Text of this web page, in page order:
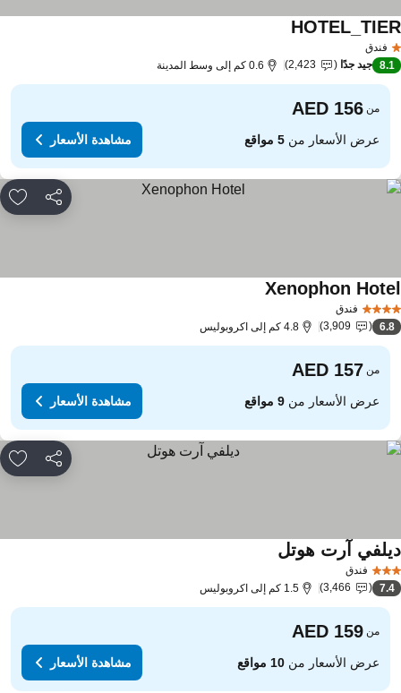
فندق
مشاهدة الأسعار
8.1 جيد جدًا 2,423 0.6 كم إلى وسط المدينة
من
عرض الأسعار من5 مواقع مشاهدة الأسعار
مشاركة
فندق
Xenophonمشاهدة الأسعار
6.8
3,909 4.8 كم إلى اكروبوليس
من
عرض الأسعار من9 مواقع مشاهدة الأسعار
مشاركة
فندق
آرت هوتلمشاهدة الأسعار
7.4
3,466 1.5 كم إلى اكروبوليس
من
عرض الأسعار من10 مواقع مشاهدة الأسعار